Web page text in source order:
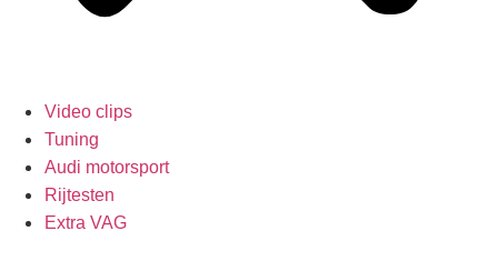
Video clips
Tuning
Audi motorsport
Rijtesten
Extra VAG